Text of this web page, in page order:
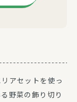
アセットを使っ
野菜の飾り切り